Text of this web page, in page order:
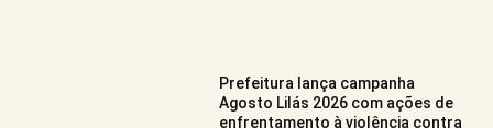
Prefeitura lança campanha
Agosto Lilás 2026 com ações de
enfrentamento à violência contra